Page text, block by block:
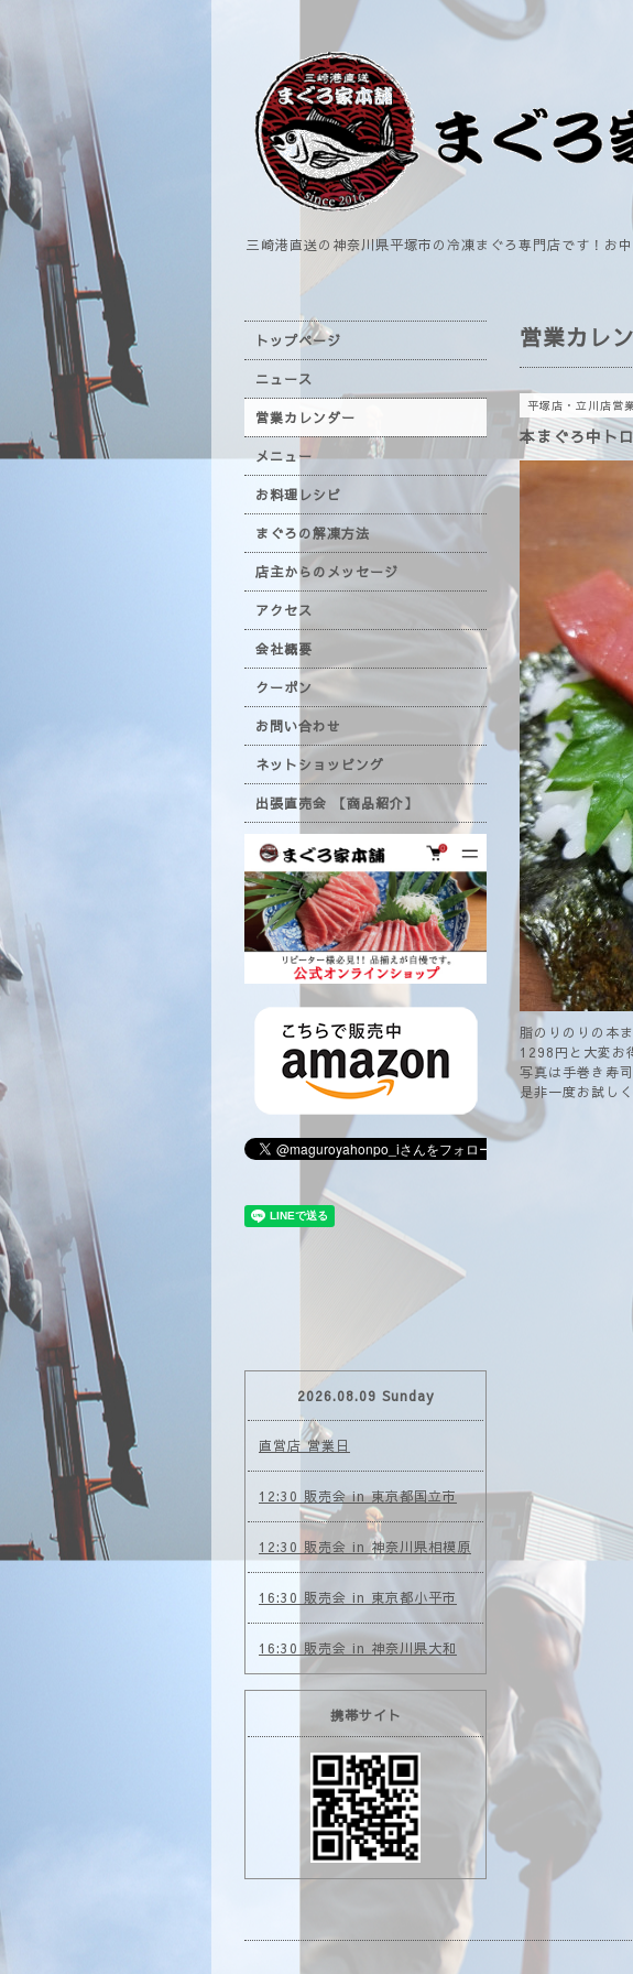
三崎港直送の神奈川県平塚市の冷凍まぐろ専門店です！お
営業カレ
平塚店・立川店営
本まぐろ中ト
脂のりのりの本
1298円と大変お
写真は手巻き寿
是非一度お試し
トップページ
ニュース
営業カレンダー
メニュー
お料理レシピ
まぐろの解凍方法
店主からのメッセージ
アクセス
会社概要
クーポン
お問い合わせ
ネットショッピング
出張直売会 【商品紹介】
2026.08.09 Sunday
直営店 営業日
12:30 販売会 in 東京都国立市
12:30 販売会 in 神奈川県相模原
16:30 販売会 in 東京都小平市
16:30 販売会 in 神奈川県大和
携帯サイト